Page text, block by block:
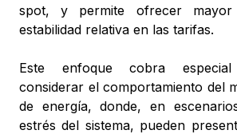
spot, y permite ofrecer mayor
estabilidad relativa en las tarifas.
Este enfoque cobra
considerar el comportamiento del
de energía, donde, en
estrés del sistema, pueden